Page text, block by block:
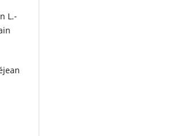
L.-